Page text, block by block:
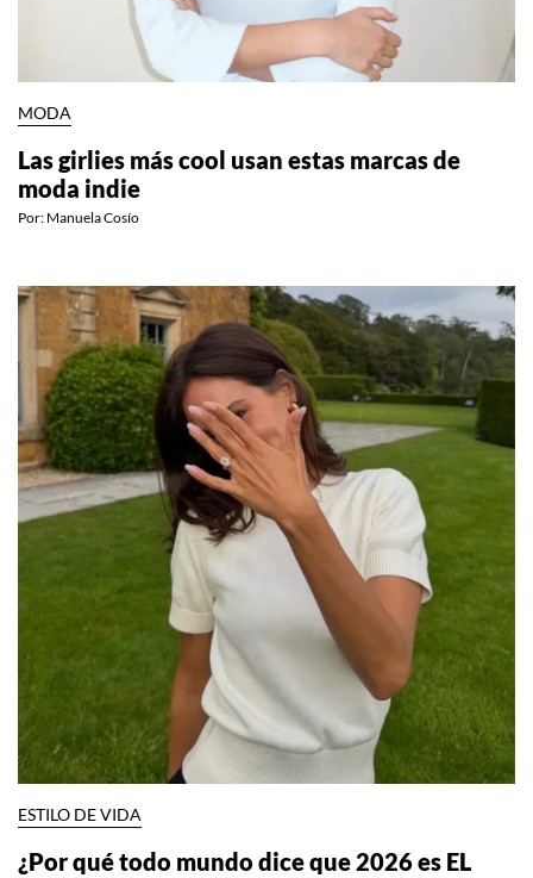
MODA
Las girlies más cool usan estas marcas de
moda indie
Por: Manuela Cosío
ESTILO DE VIDA
¿Por qué todo mundo dice que 2026 es EL